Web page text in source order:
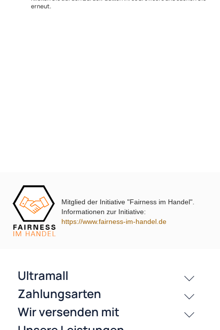
Fehler und wiederholen.
Mitglied der Initiative "Fairness im Handel".
Informationen zur Initiative:
https://www.fairness-im-handel.de